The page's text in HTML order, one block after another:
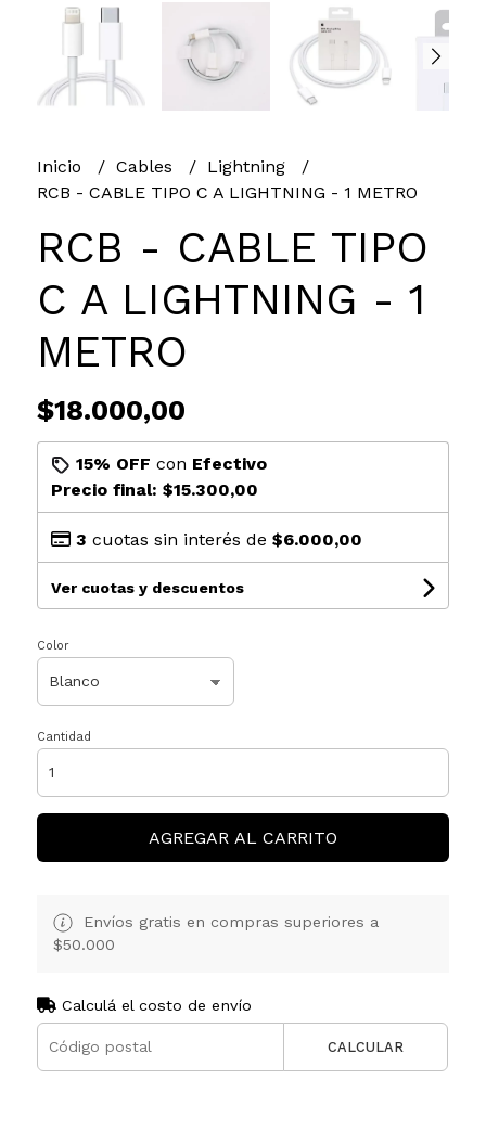
Inicio Cables
Lightning
RCB - CABLE TIPO C A LIGHTNING - 1 METRO
RCB - CABLE TIPO
C A LIGHTNING - 1
METRO
$18.000,00
15% OFF con Efectivo
Precio final: $15.300,00
3 cuotas sin interés de $6.000,00
Ver cuotas y descuentos
Color
Cantidad
AGREGAR AL CARRITO
Envíos gratis en compras superiores a
$50.000
Calculá el costo de envío
CALCULAR